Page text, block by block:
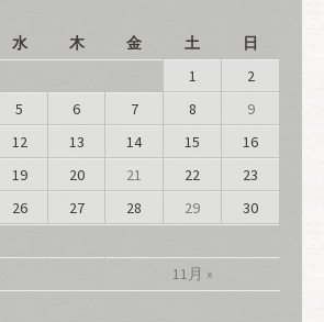
水 木 金 土 日
11月 »
1
2
5 6 7 8
9
12 13 14 15
16
19 20 21 22
23
26 27 28 29
30